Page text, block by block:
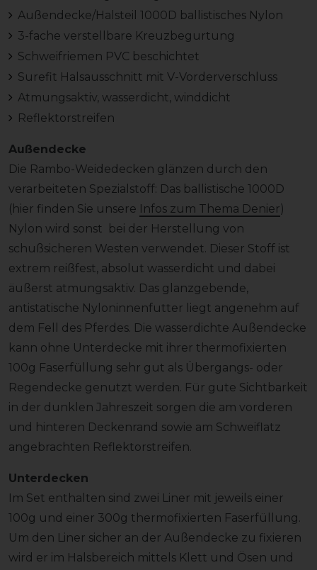
Außendecke/Halsteil 1000D ballistisches Nylon
3-fache verstellbare Kreuzbegurtung
Schweifriemen PVC beschichtet
Surefit Halsausschnitt mit V-Vorderverschluss
Atmungsaktiv, wasserdicht, winddicht
Reflektorstreifen
Außendecke
Die Rambo-Weidedecken glänzen durch den
verarbeiteten Spezialstoff: Das ballistische 1000D
(hier finden Sie unsere Infos zum Thema Denier)
Nylon wird sonst bei der Herstellung von
schußsicheren Westen verwendet. Dieser Stoff ist
extrem reißfest, absolut wasserdicht und dabei
äußerst atmungsaktiv. Das glanzgebende,
antistatische Nyloninnenfutter liegt angenehm auf
dem Fell des Pferdes. Die wasserdichte Außendecke
kann ohne Unterdecke mit ihrer thermofixierten
100g Faserfüllung sehr gut als Übergangs- oder
Regendecke genutzt werden. Für gute Sichtbarkeit
in der dunklen Jahreszeit sorgen die am vorderen
und hinteren Deckenrand sowie am Schweiflatz
angebrachten Reflektorstreifen.
Unterdecken
Im Set enthalten sind zwei Liner mit jeweils einer
100g und einer 300g thermofixierten Faserfüllung.
Um den Liner sicher an der Außendecke zu fixieren
wird er im Halsbereich mittels Klett und Ösen und